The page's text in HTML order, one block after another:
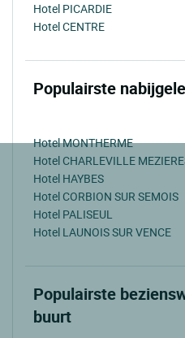
Hotel PICARDIE
Hotel CENTRE
Populairste
Hotel MONTHERME
Hotel CHARLEVILLE
Hotel HAYBES
Hotel CORBION SUR SEMOIS
Hotel PALISEUL
Hotel LAUNOIS SUR VENCE
Populairste
buurt